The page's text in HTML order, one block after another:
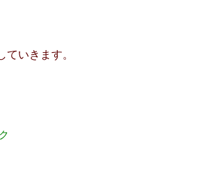
いきます。